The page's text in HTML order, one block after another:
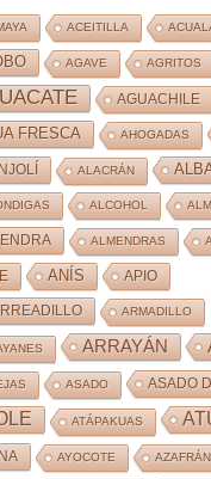
ACEITILLA
AGAVE AGRITOS
AGUACHILE
FRESCA AHOGADAS
ALACRÁN
ALCOHOL
ALMENDRAS
ANÍS APIO
ARMADILLO
ARRAYÁN
ASADO ASADO
ATÁPAKUAS
AYOCOTE AZAFRÁN